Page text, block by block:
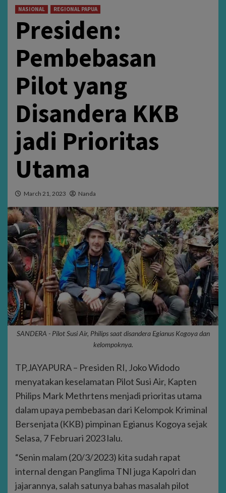
NASIONAL REGIONAL PAPUA
Presiden:
Pembebasan
Pilot yang
Disandera KKB
jadi Prioritas
Utama
March 21, 2023 Nanda
SANDERA - Pilot Susi Air, Philips saat disandera Egianus Kogoya dan
kelompoknya.
TP,JAYAPURA – Presiden RI, Joko Widodo
menyatakan keselamatan Pilot Susi Air, Kapten
Philips Mark Methrtens menjadi prioritas utama
dalam upaya pembebasan dari Kelompok Kriminal
Bersenjata (KKB) pimpinan Egianus Kogoya sejak
Selasa, 7 Februari 2023 lalu.
“Senin malam (20/3/2023) kita sudah rapat
internal dengan Panglima TNI juga Kapolri dan
jajarannya, salah satunya bahas masalah pilot